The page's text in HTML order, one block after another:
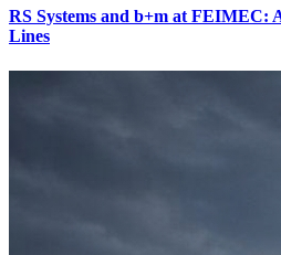
RS Systems and b+m at FEIMEC:
Lines